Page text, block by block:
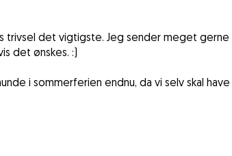
trivsel det vigtigste. Jeg sender meget gerne
det ønskes. :)
i sommerferien endnu, da vi selv skal have